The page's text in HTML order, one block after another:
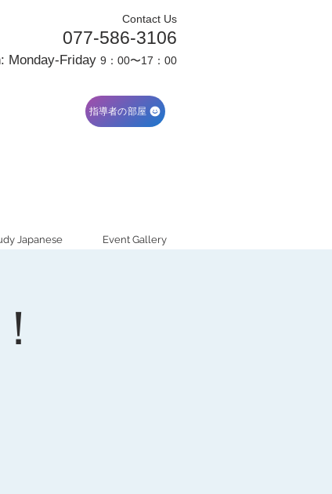
Contact Us
077-586-3106
Monday-Friday 9：00〜17：00
指導者の部屋
Japanese Event Gallery